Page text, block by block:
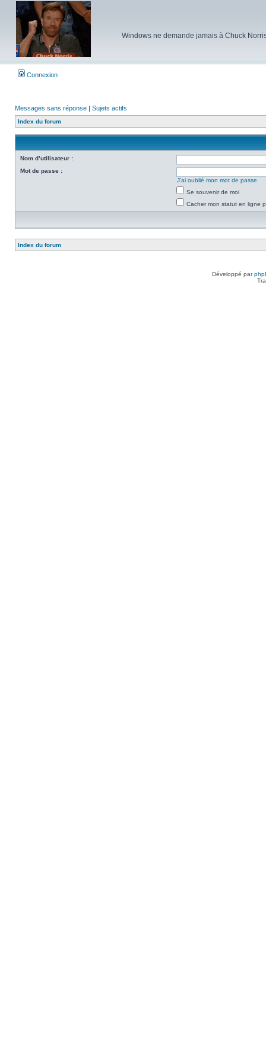
Windows ne demande jamais à Chuck
Connexion
Messages sans réponse | Sujets actifs
Index du forum
Nom d’utilisateur :
Mot de passe :
J’ai oublié mon mot de passe
Se souvenir de moi
Cacher mon statut en ligne
Index du forum
Développé par